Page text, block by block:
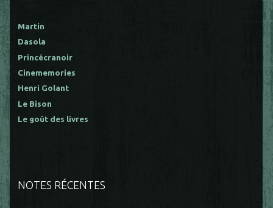
Martin
Dasola
Princécranoir
Cinememories
Henri Golant
Le Bison
Le goût des livres
NOTES RÉCENTES